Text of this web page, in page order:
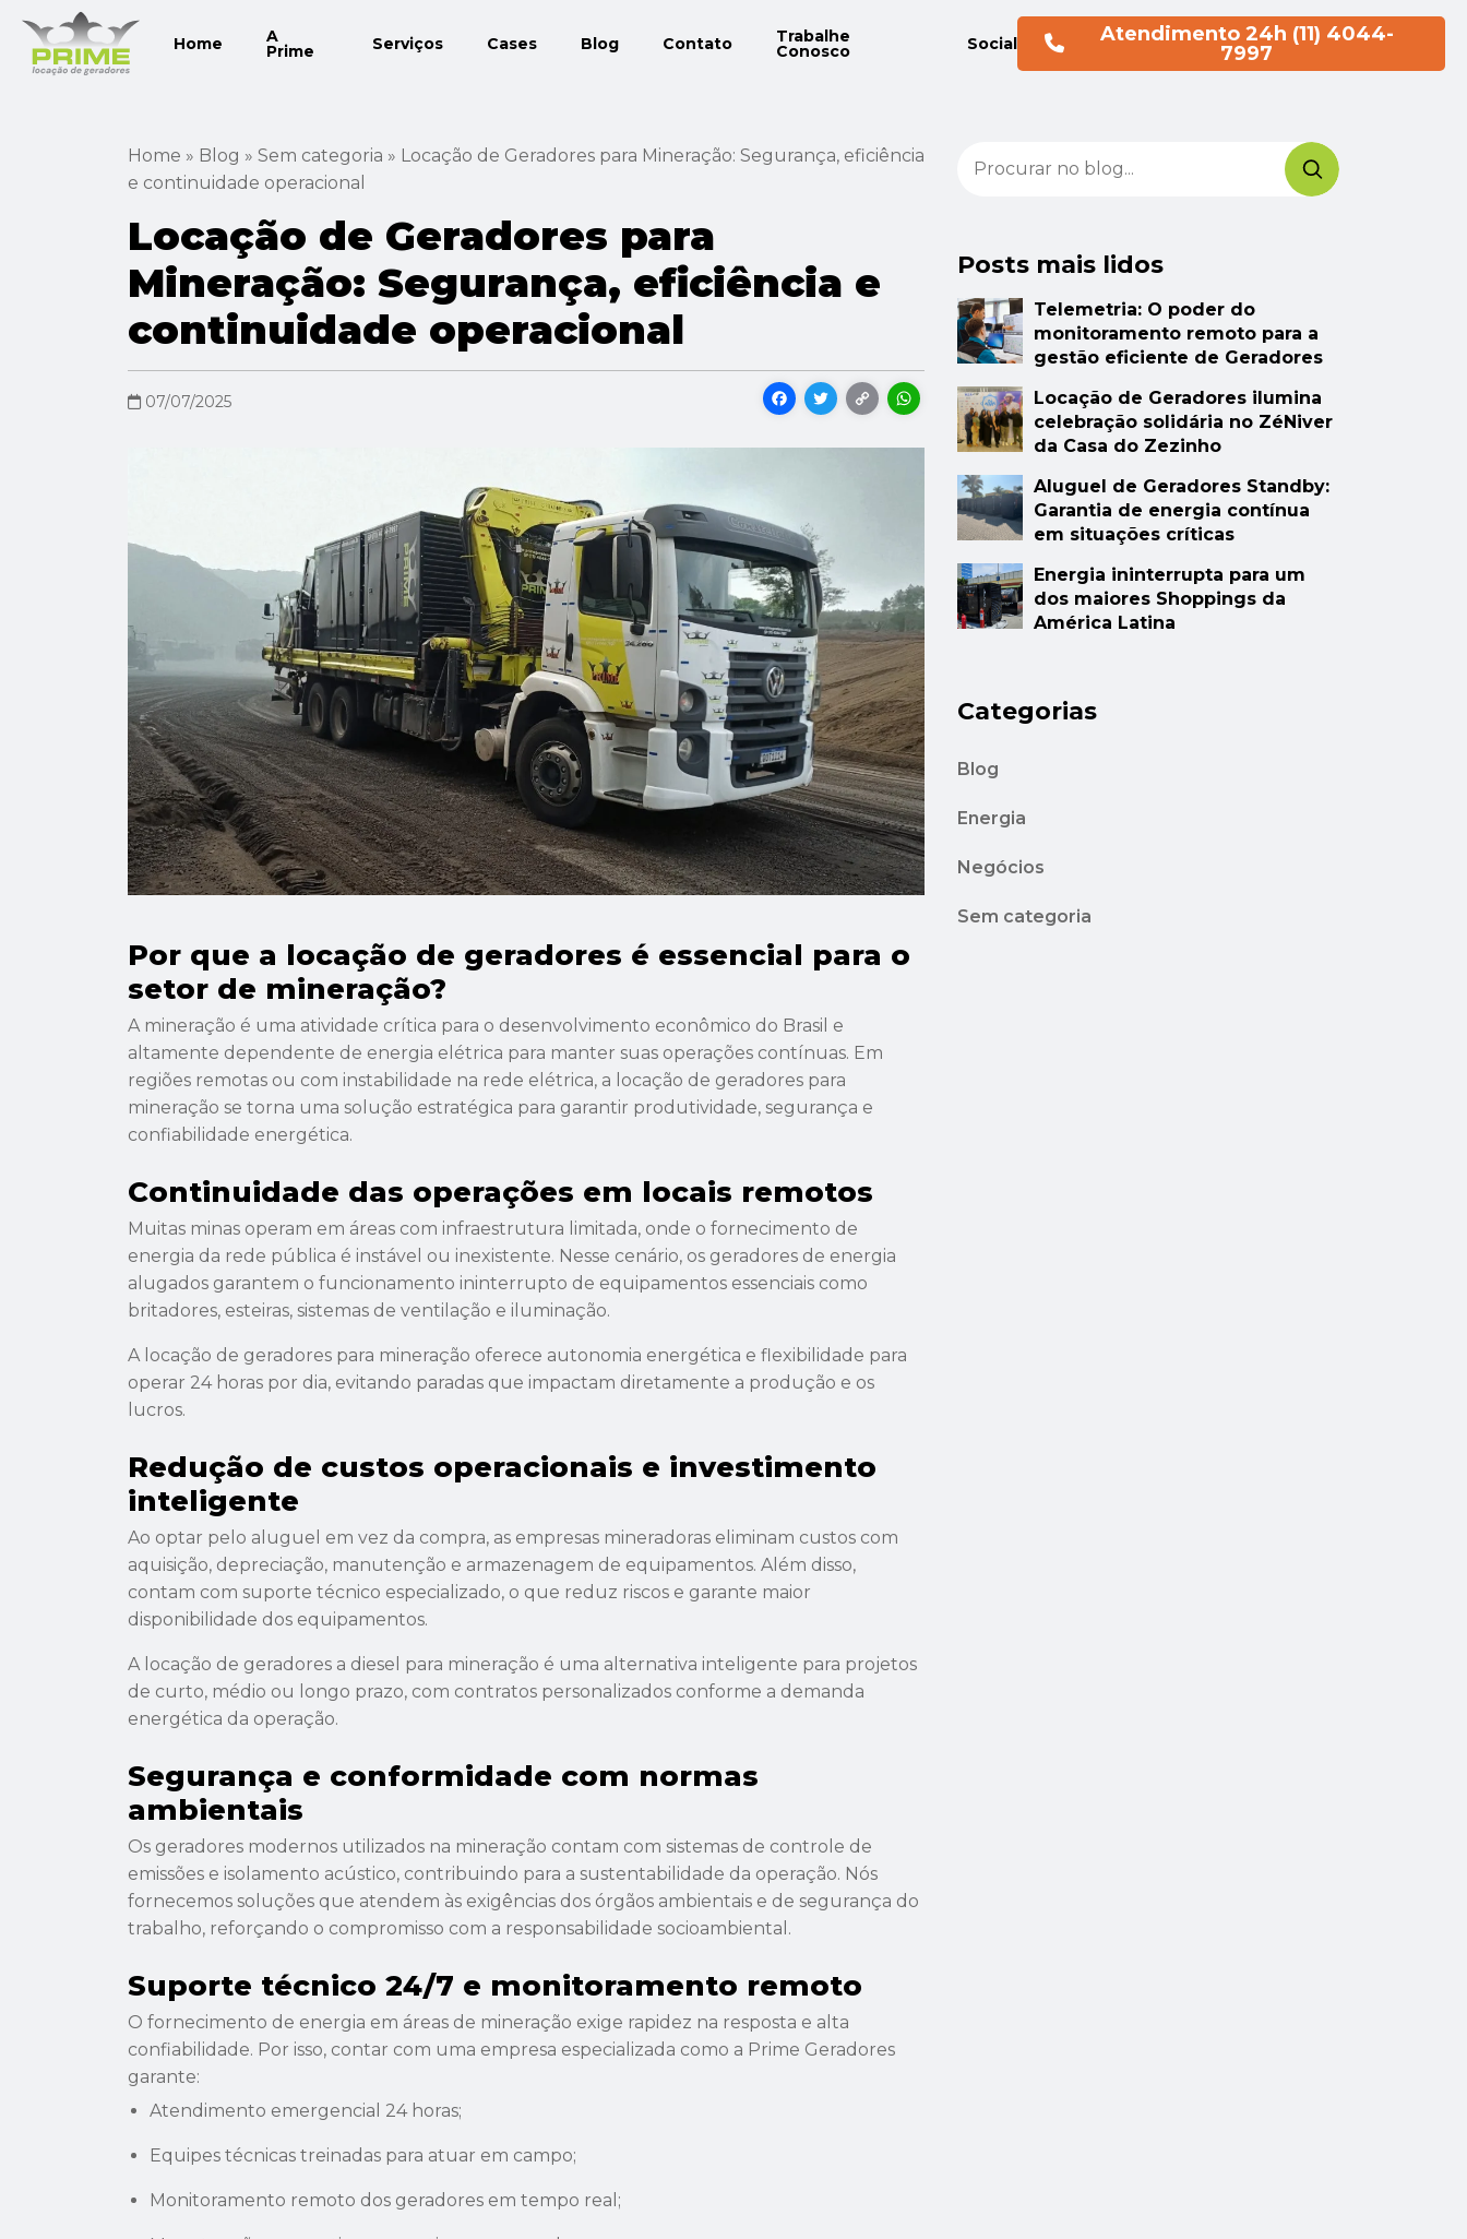
para
Home A
Prime Serviços Cases Blog Contato Trabalhe
Conosco Social
Atendimento 24h (11) 4044-
7997
Home » Blog » Sem categoria » Locação de Geradores para Mineração: Segurança, eficiência
e continuidade operacional
Locação de Geradores para
Mineração: Segurança, eficiência e
continuidade operacional
07/07/2025 Facebook
Twitter
Copy
Link
WhatsApp
Por que a locação de geradores é essencial para o
setor de mineração?
A mineração é uma atividade crítica para o desenvolvimento econômico do Brasil e
altamente dependente de energia elétrica para manter suas operações contínuas. Em
regiões remotas ou com instabilidade na rede elétrica, a locação de geradores para
mineração se torna uma solução estratégica para garantir produtividade, segurança e
confiabilidade energética.
Continuidade das operações em locais remotos
Muitas minas operam em áreas com infraestrutura limitada, onde o fornecimento de
energia da rede pública é instável ou inexistente. Nesse cenário, os geradores de energia
alugados garantem o funcionamento ininterrupto de equipamentos essenciais como
britadores, esteiras, sistemas de ventilação e iluminação.
A locação de geradores para mineração oferece autonomia energética e flexibilidade para
operar 24 horas por dia, evitando paradas que impactam diretamente a produção e os
lucros.
Redução de custos operacionais e investimento
inteligente
Ao optar pelo aluguel em vez da compra, as empresas mineradoras eliminam custos com
aquisição, depreciação, manutenção e armazenagem de equipamentos. Além disso,
contam com suporte técnico especializado, o que reduz riscos e garante maior
disponibilidade dos equipamentos.
A locação de geradores a diesel para mineração é uma alternativa inteligente para projetos
de curto, médio ou longo prazo, com contratos personalizados conforme a demanda
energética da operação.
Segurança e conformidade com normas
ambientais
Os geradores modernos utilizados na mineração contam com sistemas de controle de
emissões e isolamento acústico, contribuindo para a sustentabilidade da operação. Nós
fornecemos soluções que atendem às exigências dos órgãos ambientais e de segurança do
trabalho, reforçando o compromisso com a responsabilidade socioambiental.
Suporte técnico 24/7 e monitoramento remoto
O fornecimento de energia em áreas de mineração exige rapidez na resposta e alta
confiabilidade. Por isso, contar com uma empresa especializada como a Prime Geradores
garante:
Atendimento emergencial 24 horas;
Equipes técnicas treinadas para atuar em campo;
Monitoramento remoto dos geradores em tempo real;
Posts mais lidos
Telemetria: O poder do
monitoramento remoto para a
gestão eficiente de Geradores
Locação de Geradores ilumina
celebração solidária no ZéNiver
da Casa do Zezinho
Aluguel de Geradores Standby:
Garantia de energia contínua
em situações críticas
Energia ininterrupta para um
dos maiores Shoppings da
América Latina
Categorias
Blog
Energia
Negócios
Sem categoria